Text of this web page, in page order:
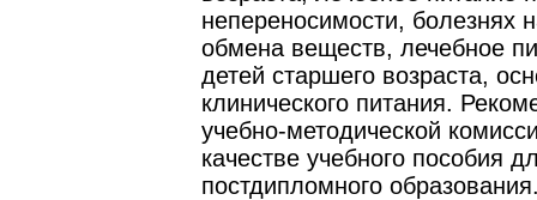
непереносимости, болезнях
обмена веществ, лечебное
детей старшего возраста,
клинического питания.
учебно-методической
качестве учебного пособия
постдипломного